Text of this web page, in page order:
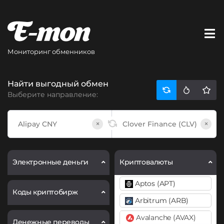
Мониторинг обменников
Найти выгодный обмен
Выберите направление:
× ×
Электронные деньги
Коды криптобирж
Денежные переводы
Криптовалюты
Aptos (APT)
Arbitrum (ARB)
Avalanche (AVAX)